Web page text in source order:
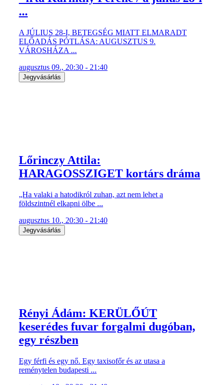
...
A JÚLIUS 28-I, BETEGSÉG MIATT ELMARADT
ELŐADÁS PÓTLÁSA: AUGUSZTUS 9.
VÁROSHÁZA ...
augusztus 09., 20:30 - 21:40
Jegyvásárlás
Lőrinczy Attila:
HARAGOSSZIGET kortárs dráma
„Ha valaki a hatodikról zuhan, azt nem lehet a
földszintnél elkapni ölbe ...
augusztus 10., 20:30 - 21:40
Jegyvásárlás
Rényi Ádám: KERÜLŐÚT
keserédes fuvar forgalmi dugóban,
egy részben
Egy férfi és egy nő. Egy taxisofőr és az utasa a
reménytelen budapesti ...